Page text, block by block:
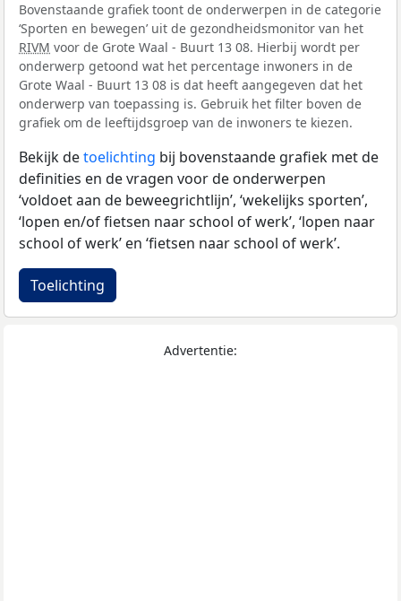
Bovenstaande grafiek toont de onderwerpen in de categorie
‘Sporten en bewegen’ uit de gezondheidsmonitor van het
RIVM voor de Grote Waal - Buurt 13 08. Hierbij wordt per
onderwerp getoond wat het percentage inwoners in de
Grote Waal - Buurt 13 08 is dat heeft aangegeven dat het
onderwerp van toepassing is. Gebruik het filter boven de
grafiek om de leeftijdsgroep van de inwoners te kiezen.
Bekijk detoelichting bij bovenstaande grafiek met de
definities en de vragen voor de onderwerpen
‘voldoet aan de beweegrichtlijn’, ‘wekelijks sporten’,
‘lopen en/of fietsen naar school of werk’, ‘lopen naar
school of werk’ en ‘fietsen naar school of werk’.
Toelichting
Advertentie: